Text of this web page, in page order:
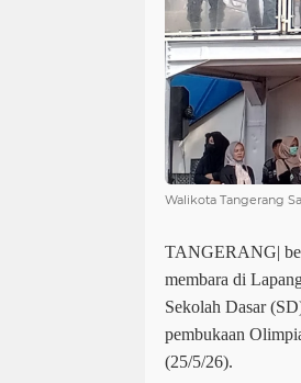
Walikota Tangerang
TANGERANG|
membara di
Sekolah Dasar
pembukaan
(25/5/26).